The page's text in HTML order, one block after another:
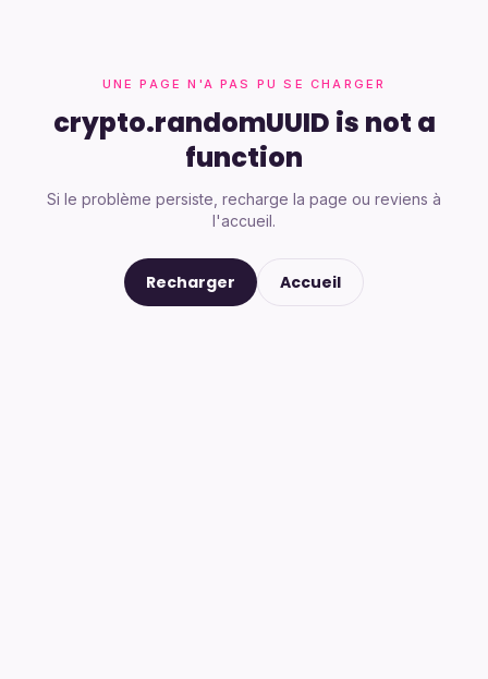
UNE PAGE N'A PAS PU SE CHARGER
crypto.randomUUID is not a
function
Si le problème persiste, recharge la page ou reviens à
l'accueil.
Recharger Accueil